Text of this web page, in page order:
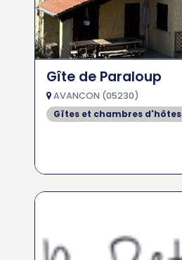
Gîte de Paraloup
AVANCON (05230)
Gîtes et chambres d'hôtes